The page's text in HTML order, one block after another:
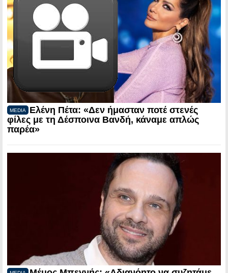
MEDIA
Ελένη Πέτα: «Δεν ήμασταν ποτέ στενές
φίλες με τη Δέσποινα Βανδή, κάναμε απλώς
παρέα»